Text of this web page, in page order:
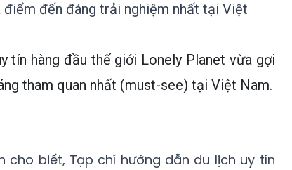
điểm đến đáng trải nghiệm nhất tại Việt
tín hàng đầu thế giới Lonely Planet vừa gợi
tham quan nhất (must-see) tại Việt Nam.
cho biết, Tạp chí hướng dẫn du lịch uy tín